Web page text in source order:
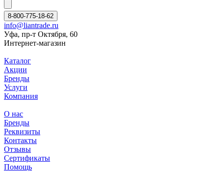
8-800-775-18-62
info@liantrade.ru
Уфа, пр-т Октября, 60
Интернет-магазин
Каталог
Акции
Бренды
Услуги
Компания
О нас
Бренды
Реквизиты
Контакты
Отзывы
Сертификаты
Помощь